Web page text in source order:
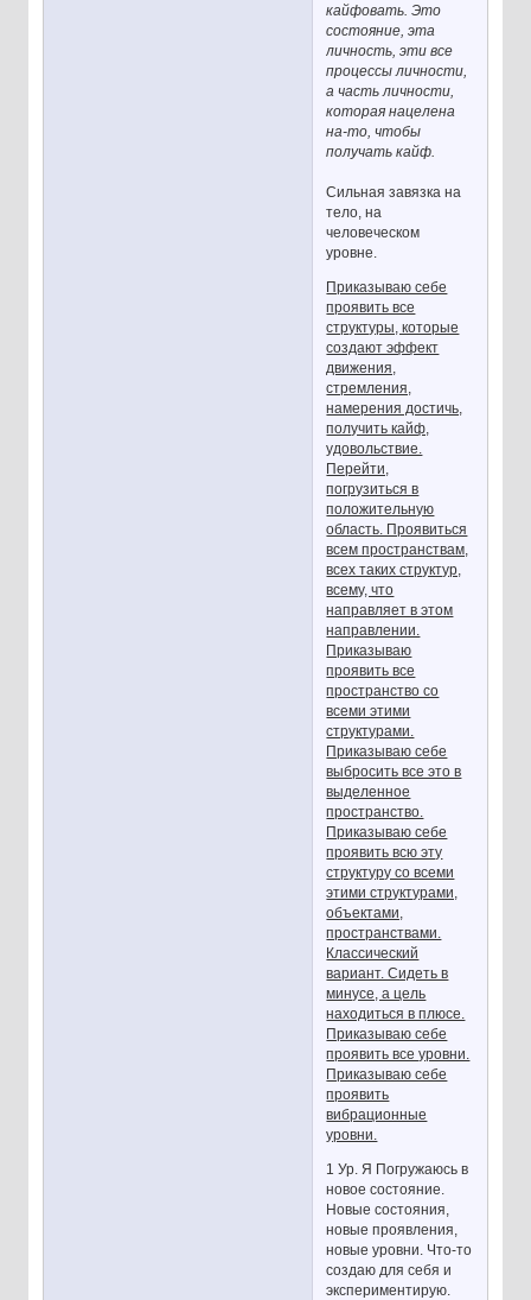
кайфовать. Это
состояние, эта
личность, эти все
процессы личности,
а часть личности,
которая нацелена
на-то, чтобы
получать кайф.
Сильная завязка на
тело, на
человеческом
уровне.
Приказываю себе
проявить все
структуры, которые
создают эффект
движения,
стремления,
намерения достичь,
получить кайф,
удовольствие.
Перейти,
погрузиться в
положительную
область. Проявиться
всем пространствам,
всех таких структур,
всему, что
направляет в этом
направлении.
Приказываю
проявить все
пространство со
всеми этими
структурами.
Приказываю себе
выбросить все это в
выделенное
пространство.
Приказываю себе
проявить всю эту
структуру со всеми
этими структурами,
объектами,
пространствами.
Классический
вариант. Сидеть в
минусе, а цель
находиться в плюсе.
Приказываю себе
проявить все уровни.
Приказываю себе
проявить
вибрационные
уровни.
1 Ур. Я Погружаюсь в
новое состояние.
Новые состояния,
новые проявления,
новые уровни. Что-то
создаю для себя и
экспериментирую.